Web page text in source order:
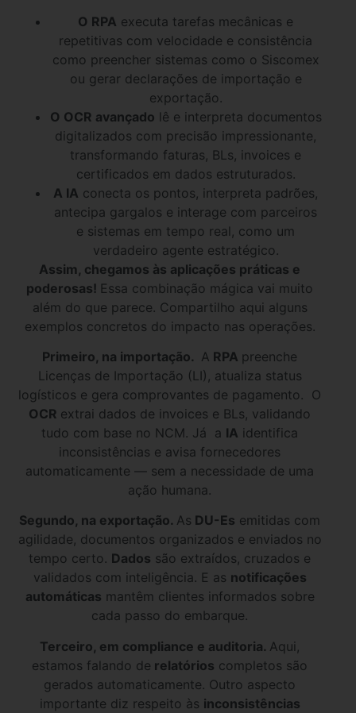
O RPA executa tarefas mecânicas e
repetitivas com velocidade e consistência
como preencher sistemas como o Siscomex
ou gerar declarações de importação e
exportação.
O OCR avançado lê e interpreta documentos
digitalizados com precisão impressionante,
transformando faturas, BLs, invoices e
certificados em dados estruturados.
A IA conecta os pontos, interpreta padrões,
antecipa gargalos e interage com parceiros
e sistemas em tempo real, como um
verdadeiro agente estratégico.
Assim, chegamos às aplicações práticas e
poderosas! Essa combinação mágica vai muito
além do que parece. Compartilho aqui alguns
exemplos concretos do impacto nas operações.
Primeiro, na importação. A RPA preenche
Licenças de Importação (LI), atualiza status
logísticos e gera comprovantes de pagamento. O
OCR extrai dados de invoices e BLs, validando
tudo com base no NCM. Já a IA identifica
inconsistências e avisa fornecedores
automaticamente — sem a necessidade de uma
ação humana.
Segundo, na exportação. As DU-Es emitidas com
agilidade, documentos organizados e enviados no
tempo certo. Dados são extraídos, cruzados e
validados com inteligência. E as notificações
automáticas mantêm clientes informados sobre
cada passo do embarque.
Terceiro, em compliance e auditoria. Aqui,
estamos falando de relatórios completos são
gerados automaticamente. Outro aspecto
importante diz respeito às inconsistências